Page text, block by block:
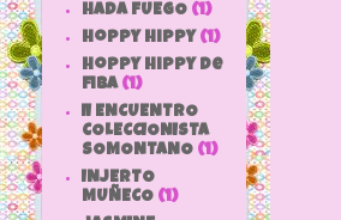
HADA FUEGO (1)
hoppy hippy (1)
hoppy hippy de
fiba (1)
II ENCUENTRO
COLECCIONISTA
SOMONTANO (1)
INJERTO
MUÑECO (1)